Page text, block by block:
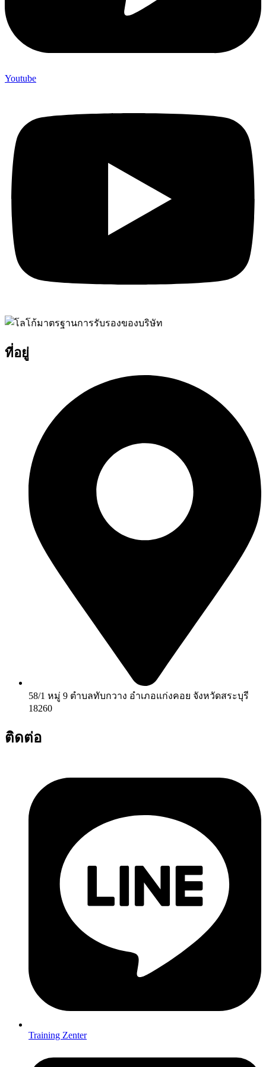
Youtube
ที่อยู่
58/1 หมู่ 9 ตำบลทับกวาง อำเภอแก่งคอย จังหวัดสระบุรี
18260
ติดต่อ
Training Zenter